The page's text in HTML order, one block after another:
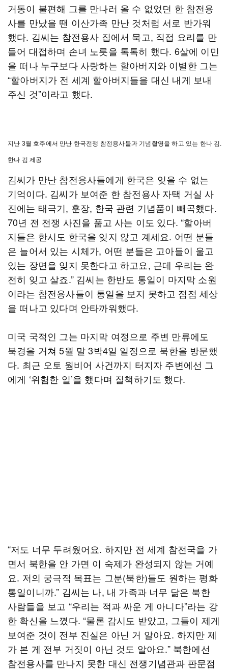
거동이 불편해 그를 만나러 올 수 없었던 한 참전용
사를 만났을 땐 이산가족 만난 것처럼 서로 반가워
했다. 김씨는 참전용사 집에서 묵고, 직접 요리를 만
들어 대접하며 손녀 노릇을 톡톡히 했다. 6살에 이민
을 떠나 누구보다 사랑하는 할아버지와 이별한 그는
“할아버지가 전 세계 할아버지들을 대신 내게 보내
주신 것”이라고 했다.
지난 3월 호주에서 만난 한국전쟁 참전용사들과 기념촬영을 하고 있는 한나 김.
한나 김 제공
김씨가 만난 참전용사들에게 한국은 잊을 수 없는
기억이다. 김씨가 보여준 한 참전용사 자택 거실 사
진에는 태극기, 훈장, 한국 관련 기념품이 빼곡했다.
70년 전 전쟁 사진을 품고 사는 이도 있다. “할아버
지들은 한시도 한국을 잊지 않고 계세요. 어떤 분들
은 늘어서 있는 시체가, 어떤 분들은 고아들이 울고
있는 장면을 잊지 못한다고 하고요, 근데 우리는 완
전히 잊고 살죠.” 김씨는 한반도 통일이 마지막 소원
이라는 참전용사들이 통일을 보지 못하고 점점 세상
을 떠나고 있다며 안타까워했다.
미국 국적인 그는 마지막 여정으로 주변 만류에도
북경을 거쳐 5월 말 3박4일 일정으로 북한을 방문했
다. 최근 오토 웜비어 사건까지 터지자 주변에선 그
에게 ‘위험한 일’을 했다며 질책하기도 했다.
“저도 너무 두려웠어요. 하지만 전 세계 참전국을 가
면서 북한을 안 가면 이 숙제가 완성되지 않는 거예
요. 저의 궁극적 목표는 그분(북한)들도 원하는 평화
통일이니까.” 김씨는 나, 내 가족과 너무 닮은 북한
사람들을 보고 “우리는 적과 싸운 게 아니다”라는 강
한 확신을 느꼈다. “물론 감시도 받았고, 그들이 제게
보여준 것이 전부 진실은 아닌 거 알아요. 하지만 제
가 본 게 전부 거짓이 아닌 것도 알아요.” 북한에선
참전용사를 만나지 못한 대신 전쟁기념관과 판문점